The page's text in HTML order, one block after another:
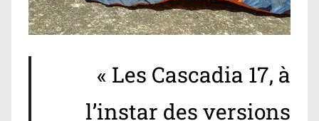
« Les Cascadia 17, à
l’instar des versions